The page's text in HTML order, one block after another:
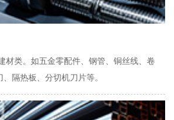
材类。如五金零配件、钢管、铜丝线、卷
隔热板、分切机刀片等。